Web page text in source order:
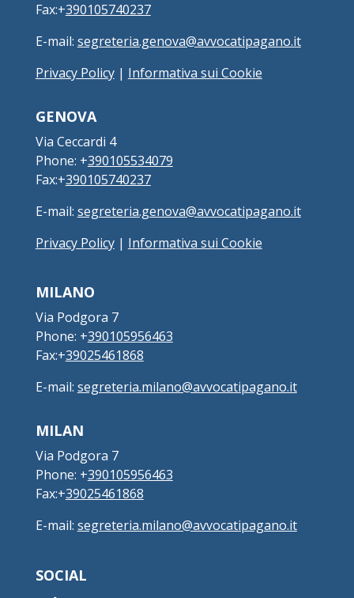
Fax:+390105740237
E-mail: segreteria.genova@avvocatipagano.it
Privacy Policy| Informativa sui Cookie
GENOVA
Via Ceccardi 4
Phone: +390105534079
Fax:+390105740237
E-mail: segreteria.genova@avvocatipagano.it
Privacy Policy| Informativa sui Cookie
MILANO
Via Podgora 7
Phone: +390105956463
Fax:+39025461868
E-mail: segreteria.milano@avvocatipagano.it
MILAN
Via Podgora 7
Phone: +390105956463
Fax:+39025461868
E-mail: segreteria.milano@avvocatipagano.it
SOCIAL